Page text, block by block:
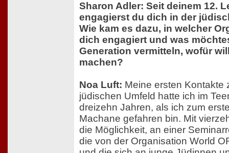
Sharon Adler: Seit deinem 12.
engagierst du dich in der
Wie kam es dazu, in welcher
dich engagiert und was
Generation vermitteln, wofür
machen?
Noa Luft: Meine ersten Kontakte
jüdischen Umfeld hatte ich im
dreizehn Jahren, als ich zum
Machane gefahren bin. Mit
die Möglichkeit, an einer
die von der Organisation World